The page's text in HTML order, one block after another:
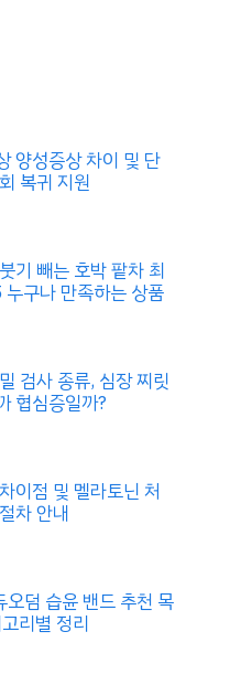
양성증상 차이 및 단
복귀 지원
기 빼는 호박 팥차 최
구나 만족하는 상품
검사 종류, 심장 찌릿
협심증일까?
이점 및 멜라토닌 처
차 안내
오덤 습윤 밴드 추천 목
리별 정리